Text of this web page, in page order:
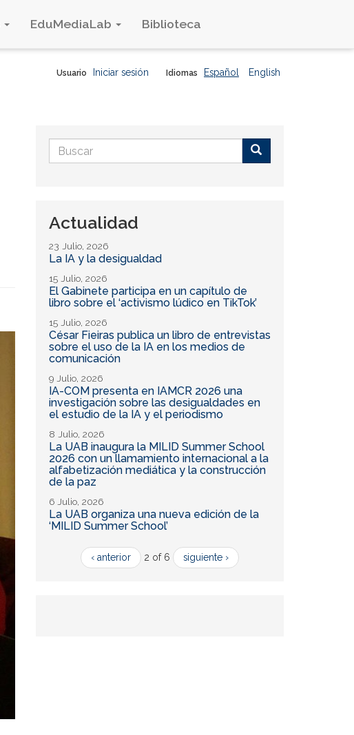
EduMediaLab Biblioteca
Idiomas Español English
Usuario Iniciar sesión
Formulario
de
Actualidad
23 Julio, 2026
La IA y la desigualdad
15 Julio, 2026
El Gabinete participa en un capítulo de
libro sobre el ‘activismo lúdico en TikTok’
15 Julio, 2026
César Fieiras publica un libro de entrevistas
sobre el uso de la IA en los medios de
comunicación
9 Julio, 2026
IA-COM presenta en IAMCR 2026 una
investigación sobre las desigualdades en
el estudio de la IA y el periodismo
8 Julio, 2026
La UAB inaugura la MILID Summer School
2026 con un llamamiento internacional a la
alfabetización mediática y la construcción
de la paz
6 Julio, 2026
La UAB organiza una nueva edición de la
‘MILID Summer School’
‹ anterior 2 of 6 siguiente ›